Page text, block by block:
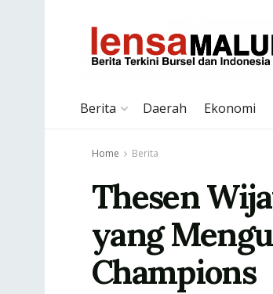
Berita Daerah Ekonomi
Home Berita
Thesen
yang
Champions